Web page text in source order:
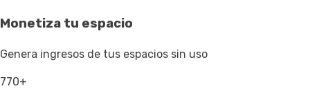
Monetiza tu espacio
Genera ingresos de tus espacios sin uso
770+